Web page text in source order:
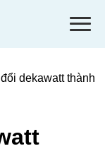
dekawatt thành